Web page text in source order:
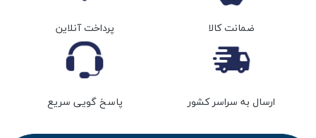
ضمانت کالا پرداخت آنلاین
ارسال به سراسر کشور پاسخ گویی سریع